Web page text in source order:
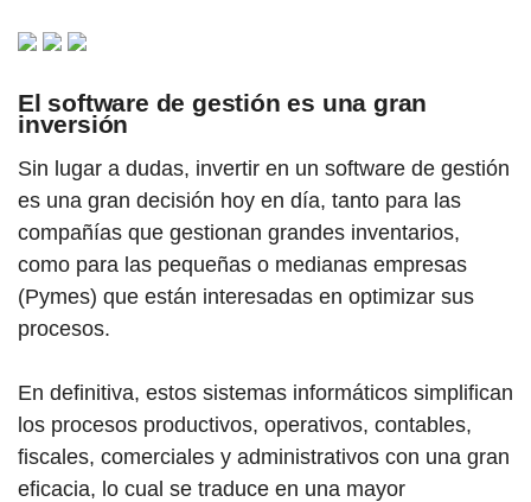
El software de gestión es una gran
inversión
Sin lugar a dudas, invertir en un software de gestión
es una gran decisión hoy en día, tanto para las
compañías que gestionan grandes inventarios,
como para las pequeñas o medianas empresas
(Pymes) que están interesadas en optimizar sus
procesos.
En definitiva, estos sistemas informáticos simplifican
los procesos productivos, operativos, contables,
fiscales, comerciales y administrativos con una gran
eficacia, lo cual se traduce en una mayor